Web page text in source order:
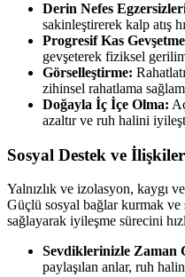
Derin Nefes
sakinleştirerek kalp atış
Progresif Kas
gevşeterek fiziksel
Görselleştirme:
zihinsel rahatlama
Doğayla İç İçe Olma:
azaltır ve ruh halini
Sosyal Destek ve
Yalnızlık ve izolasyon, kaygı
Güçlü sosyal bağlar kurmak
sağlayarak iyileşme sürecini
Sevdiklerinizle Zaman
paylaşılan anlar, ruh